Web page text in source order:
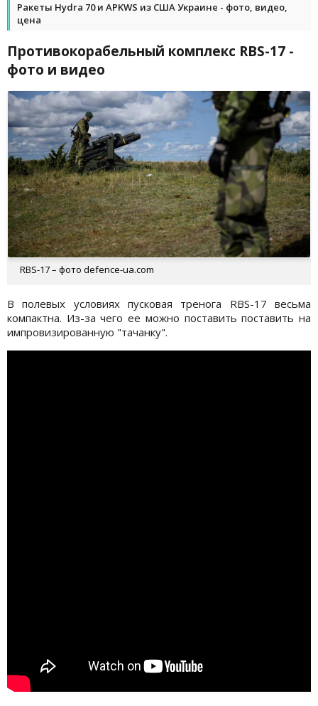
Ракеты Hydra 70 и APKWS из США Украине - фото, видео,
цена
Противокорабельный комплекс RBS-17 -
фото и видео
RBS-17 – фото defence-ua.com
В полевых условиях пусковая тренога RBS-17 весьма
компактна. Из-за чего ее можно поставить поставить на
импровизированную "тачанку".